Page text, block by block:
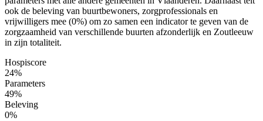
ook de beleving van buurtbewoners, zorgprofessionals en
vrijwilligers mee (0%) om zo samen een indicator te geven van de
zorgzaamheid van verschillende buurten afzonderlijk en Zoutleeuw
in zijn totaliteit.
Hospiscore
24%
Parameters
49%
Beleving
0%